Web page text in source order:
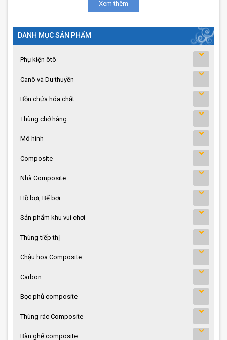
Xem thêm
DANH MỤC SẢN PHẨM
Phụ kiện ôtô
Canô và Du thuyền
Bồn chứa hóa chất
Thùng chở hàng
Mô hình
Composite
Nhà Composite
Hồ bơi, Bể bơi
Sản phẩm khu vui chơi
Thùng tiếp thị
Chậu hoa Composite
Carbon
Bọc phủ composite
Thùng rác Composite
Bàn ghế composite